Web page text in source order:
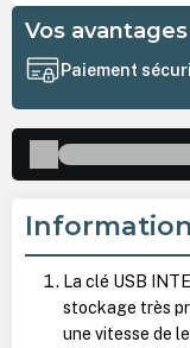
Vos avantages
Paiement
La clé USB
stockage très
une vitesse de